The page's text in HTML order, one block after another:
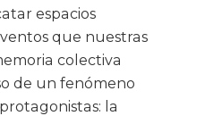
espacios
que nuestras
colectiva
de un fenómeno
la